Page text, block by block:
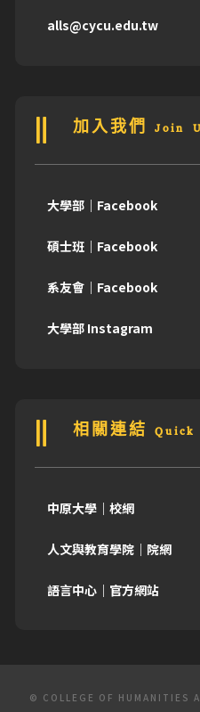
alls@cycu.edu.tw
加入我們 Join
大學部｜Facebook
碩士班｜Facebook
系友會｜Facebook
大學部 Instagram
相關連結 Quick
中原大學｜校網
人文與教育學院｜院網
語言中心｜官方網站
© COLLEGE OF HUMANITIES